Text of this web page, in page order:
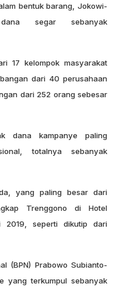
bentuk barang, Jokowi-
segar sebanyak
17 kelompok masyarakat
dari 40 perusahaan
dari 252 orang sebesar
dana kampanye paling
totalnya sebanyak
yang paling besar dari
Trenggono di Hotel
2019, seperti dikutip dari
(BPN) Prabowo Subianto-
yang terkumpul sebanyak